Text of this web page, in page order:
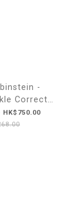
-
Corrector
抗皺緊緻精
HK$750.00